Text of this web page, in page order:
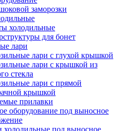
заморозки
холодильные
для бонет
лари
лари с глухой крышкой
лари с крышкой из
стекла
лари с прямой
крышкой
прилавки
оборудование под выносное
холодильные под выносное